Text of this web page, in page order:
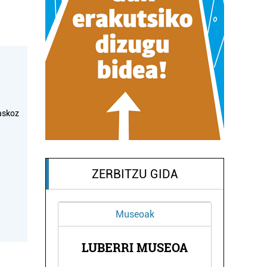
ZERBITZU GIDA
Museoak
LUBERRI MUSEOA